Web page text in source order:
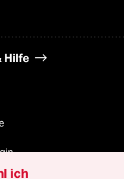
Hilfe
ich